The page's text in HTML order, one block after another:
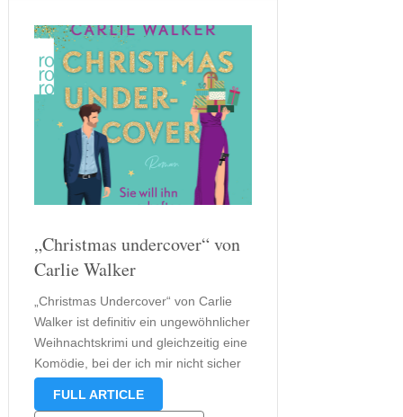
„Christmas undercover“ von
Carlie Walker
„Christmas Undercover“ von Carlie
Walker ist definitiv ein ungewöhnlicher
Weihnachtskrimi und gleichzeitig eine
Komödie, bei der ich mir nicht sicher
bin, ob ich sie noch lustig und
FULL ARTICLE